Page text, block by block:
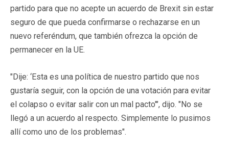
partido para que no acepte un acuerdo de Brexit sin estar
seguro de que pueda confirmarse o rechazarse en un
nuevo referéndum, que también ofrezca la opción de
permanecer en la UE.
"Dije: ‘Esta es una política de nuestro partido que nos
gustaría seguir, con la opción de una votación para evitar
el colapso o evitar salir con un mal pacto'", dijo. "No se
llegó a un acuerdo al respecto. Simplemente lo pusimos
allí como uno de los problemas".